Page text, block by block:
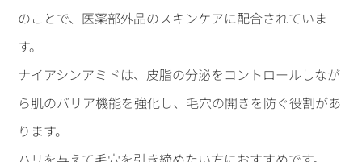
のことで、医薬部外品のスキンケアに配合されていま
す。
ナイアシンアミドは、皮脂の分泌をコントロールしなが
ら肌のバリア機能を強化し、毛穴の開きを防ぐ役割があ
ります。